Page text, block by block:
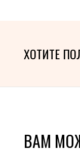
ХОТИТЕ
ВАМ